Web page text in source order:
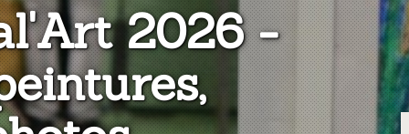
2026 -